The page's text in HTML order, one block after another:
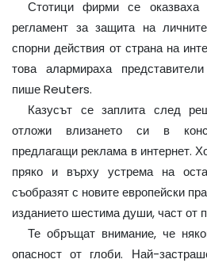
Стотици фирми се
регламент за защита на
спорни действия от страна на
това алармираха
пише Reuters.
Казусът се заплита след
отложи влизането си в
предлагащи реклама в интернет.
пряко и върху устрема на
съобразят с новите европейски
изданието шестима души, част от
Те обръщат внимание, че
опасност от глоби. Най-